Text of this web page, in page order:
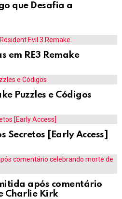
que Desafia a
em RE3 Remake
Puzzles e Códigos
Secretos [Early Access]
após comentário
Charlie Kirk